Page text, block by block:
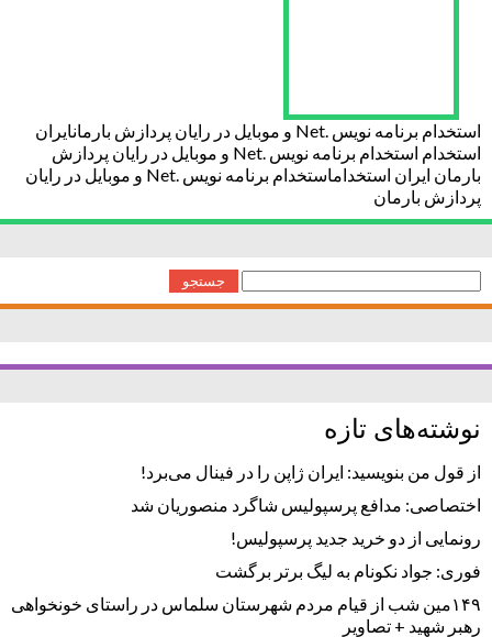
استخدام برنامه نویس .Net و موبایل در رایان پردازش بارمانایران
استخدام استخدام برنامه نویس .Net و موبایل در رایان پردازش
بارمان ایران استخداماستخدام برنامه نویس .Net و موبایل در رایان
پردازش بارمان
جستجو
برای:
نوشته‌های تازه
از قول من بنویسید: ایران ژاپن را در فینال می‌برد!
اختصاصی: مدافع پرسپولیس شاگرد منصوریان شد
رونمایی از دو خرید جدید پرسپولیس!
فوری: جواد نکونام به لیگ برتر برگشت
۱۴۹مین شب از قیام مردم شهرستان سلماس در راستای خونخواهی
رهبر شهید + تصاویر